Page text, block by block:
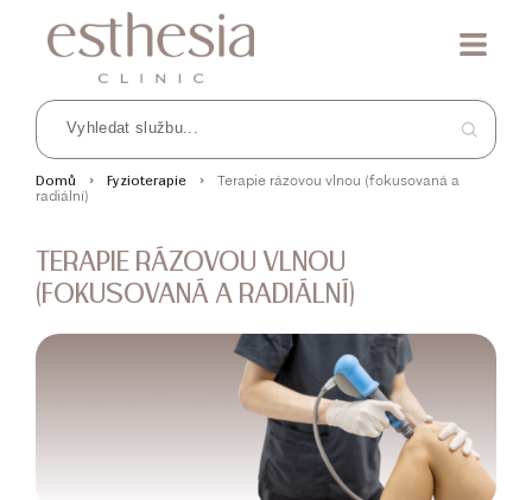
Domů Fyzioterapie Terapie rázovou vlnou (fokusovaná a
radiální)
TERAPIE RÁZOVOU VLNOU
(FOKUSOVANÁ A RADIÁLNÍ)